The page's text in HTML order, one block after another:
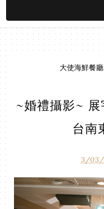
大使海鮮餐廳
~婚禮攝影~
台南
3/03/